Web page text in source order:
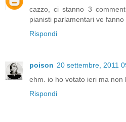
cazzo, ci stanno 3
pianisti parlamentari ve fanno
Rispondi
poison 20 settembre, 2011
ehm. io ho votato ieri ma non
Rispondi